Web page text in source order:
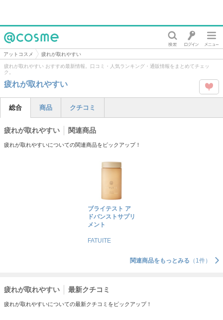
@cosme
アットコスメ 疲れが取れやすい
疲れが取れやすい おすすめ最新情報。口コミ・人気ランキング・通販情報をまとめてチェッ
ク。
疲れが取れやすい
タグ
総合 商品 クチコミ
疲れが取れやすい 関連商品
疲れが取れやすいについての関連商品をピックアップ！
ブライテスト ア
ドバンストサプリ
メント
FATUITE
関連商品をもっとみる （1件）
疲れが取れやすい 最新クチコミ
疲れが取れやすいについての最新クチコミをピックアップ！